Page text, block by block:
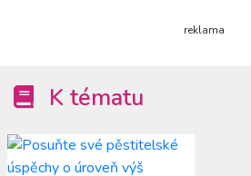
reklama
K tématu